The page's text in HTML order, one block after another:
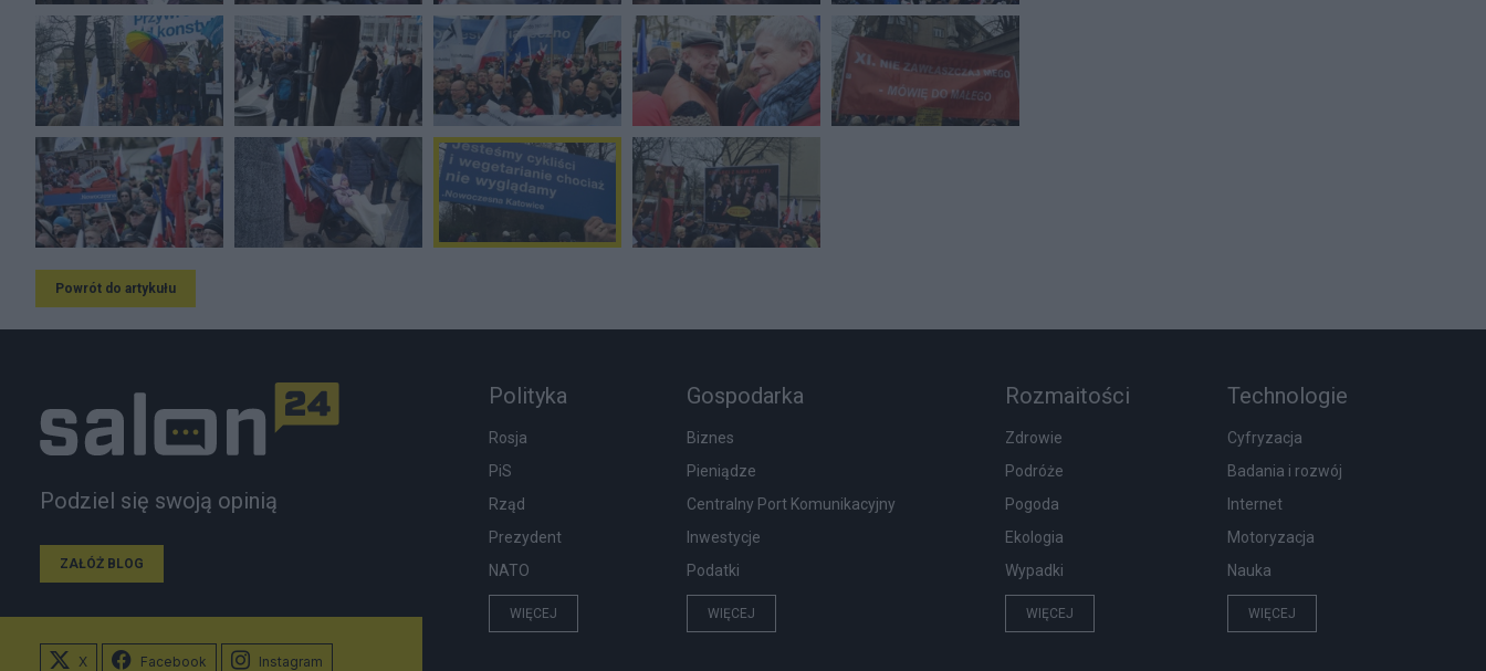
Powrót do artykułu
Podziel się swoją opinią
ZAŁÓŻ BLOG
Polityka
Rosja
PiS
Rząd
Prezydent
NATO
WIĘCEJ
Gospodarka
Biznes
Pieniądze
Centralny Port Komunikacyjny
Inwestycje
Podatki
WIĘCEJ
Rozmaitości
Zdrowie
Podróże
Pogoda
Ekologia
Wypadki
WIĘCEJ
Technologie
Cyfryzacja
Badania i rozwój
Internet
Motoryzacja
Nauka
WIĘCEJ
X Facebook Instagram